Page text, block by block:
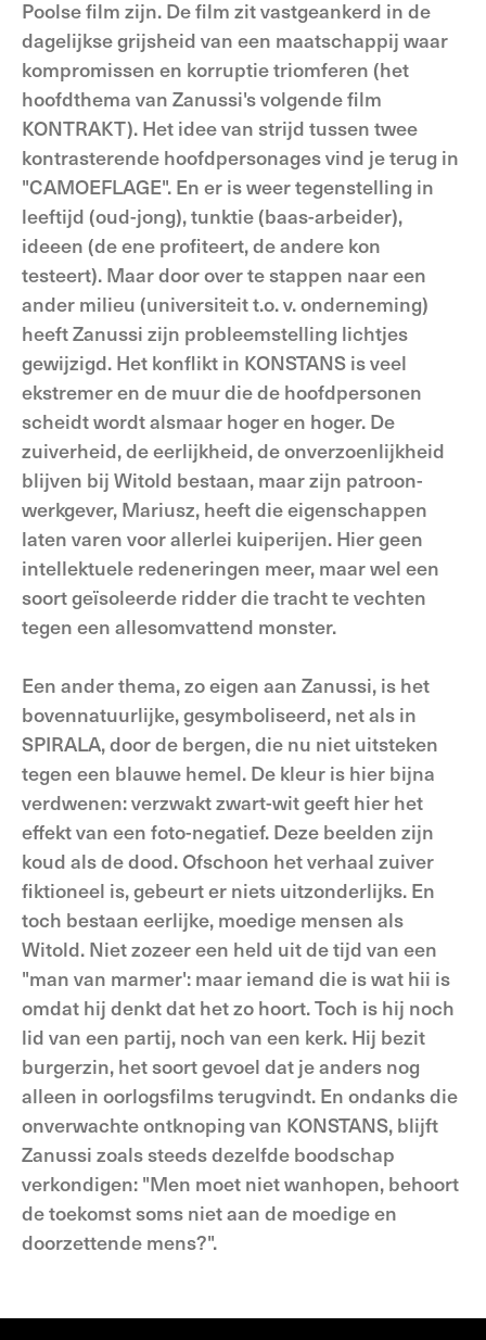
Poolse film zijn. De film zit vastgeankerd in de
dagelijkse grijsheid van een maatschappij waar
kompromissen en korruptie triomferen (het
hoofdthema van Zanussi's volgende film
KONTRAKT). Het idee van strijd tussen twee
kontrasterende hoofdpersonages vind je terug in
"CAMOEFLAGE". En er is weer tegenstelling in
leeftijd (oud-jong), tunktie (baas-arbeider),
ideeen (de ene profiteert, de andere kon
testeert). Maar door over te stappen naar een
ander milieu (universiteit t.o. v. onderneming)
heeft Zanussi zijn probleemstelling lichtjes
gewijzigd. Het konflikt in KONSTANS is veel
ekstremer en de muur die de hoofdpersonen
scheidt wordt alsmaar hoger en hoger. De
zuiverheid, de eerlijkheid, de onverzoenlijkheid
blijven bij Witold bestaan, maar zijn patroon-
werkgever, Mariusz, heeft die eigenschappen
laten varen voor allerlei kuiperijen. Hier geen
intellektuele redeneringen meer, maar wel een
soort geïsoleerde ridder die tracht te vechten
tegen een allesomvattend monster.
Een ander thema, zo eigen aan Zanussi, is het
bovennatuurlijke, gesymboliseerd, net als in
SPIRALA, door de bergen, die nu niet uitsteken
tegen een blauwe hemel. De kleur is hier bijna
verdwenen: verzwakt zwart-wit geeft hier het
effekt van een foto-negatief. Deze beelden zijn
koud als de dood. Ofschoon het verhaal zuiver
fiktioneel is, gebeurt er niets uitzonderlijks. En
toch bestaan eerlijke, moedige mensen als
Witold. Niet zozeer een held uit de tijd van een
"man van marmer': maar iemand die is wat hii is
omdat hij denkt dat het zo hoort. Toch is hij noch
lid van een partij, noch van een kerk. Hij bezit
burgerzin, het soort gevoel dat je anders nog
alleen in oorlogsfilms terugvindt. En ondanks die
onverwachte ontknoping van KONSTANS, blijft
Zanussi zoals steeds dezelfde boodschap
verkondigen: "Men moet niet wanhopen, behoort
de toekomst soms niet aan de moedige en
doorzettende mens?".